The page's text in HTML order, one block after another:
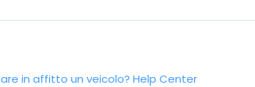
in affitto un veicolo? Help Center